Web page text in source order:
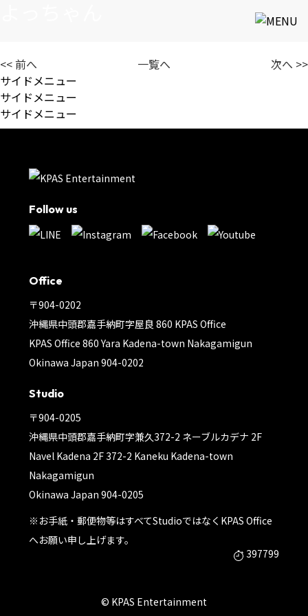
<< 前へ 一覧へ
次へ >>
サイドメニュー
サイドメニュー
サイドメニュー
Follow us
Office
〒904-0202
沖縄県中頭郡嘉手納町字屋良 860 KPAS Office
KPAS Office 860 Yara Kadena-town Nakagamigun
Okinawa Japan 904-0202
Studio
〒904-0205
沖縄県中頭郡嘉手納町字兼久372-2 ネーブルカデナ 2F
Navel Kadena 2F 372-2 Kaneku Kadena-town
Nakagamigun
Okinawa Japan 904-0205
※お手紙・郵便物等はすべてStudioではなくKPAS Office
へお願い申し上げます。
397799
© KPAS Entertainment